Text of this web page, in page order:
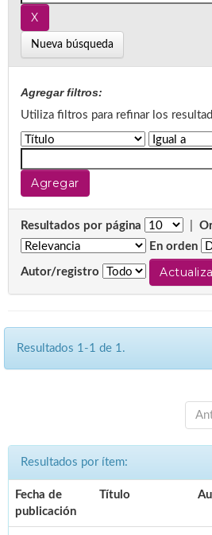
Nueva búsqueda
Agregar filtros:
Utiliza filtros para refinar los
Resultados por página
En orden
Autor/registro
Resultados 1-1 de 1.
Resultados por ítem:
Fecha de
publicación
Título